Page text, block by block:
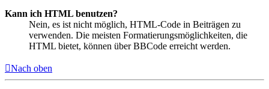
Kann ich HTML benutzen?
Nein, es ist nicht möglich, HTML-Code in Beiträgen zu
verwenden. Die meisten Formatierungsmöglichkeiten, die
HTML bietet, können über BBCode erreicht werden.
Nach oben